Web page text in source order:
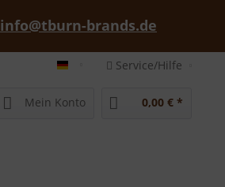
info@tburn-brands.de
tburn-brands-shop deutsch
Service/Hilfe
Mein Konto 0,00 € *